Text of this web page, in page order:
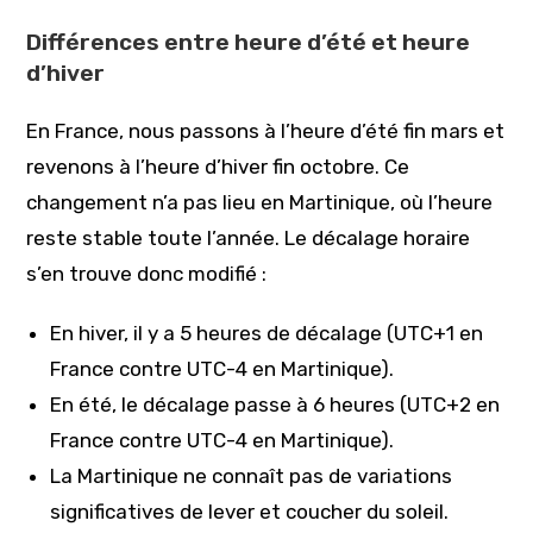
Différences entre heure d’été et heure
d’hiver
En France, nous passons à l’heure d’été fin mars et
revenons à l’heure d’hiver fin octobre. Ce
changement n’a pas lieu en Martinique, où l’heure
reste stable toute l’année. Le décalage horaire
s’en trouve donc modifié :
En hiver, il y a 5 heures de décalage (UTC+1 en
France contre UTC-4 en Martinique).
En été, le décalage passe à 6 heures (UTC+2 en
France contre UTC-4 en Martinique).
La Martinique ne connaît pas de variations
significatives de lever et coucher du soleil.